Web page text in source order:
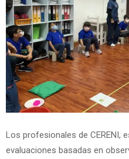
Los profesionales de CERENI,
evaluaciones basadas en